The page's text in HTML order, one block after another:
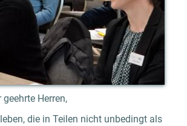
Herren,
die in Teilen nicht unbedingt als